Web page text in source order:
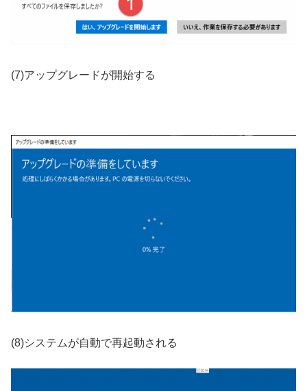
(7)アップグレードが開始する
(8)システムが自動で再起動される